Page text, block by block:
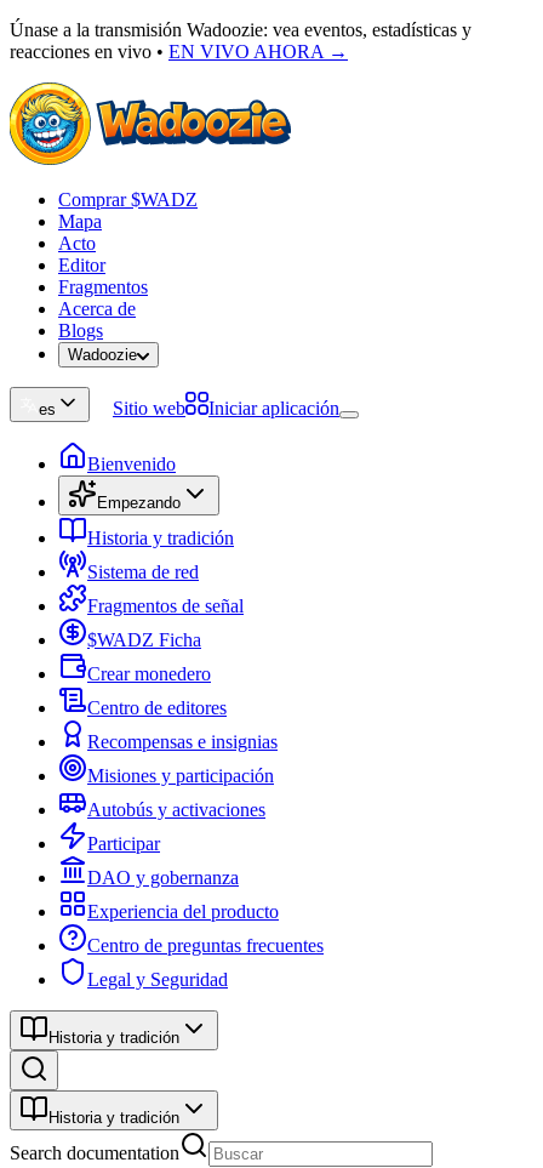
Únase a la transmisión Wadoozie: vea eventos, estadísticas y
reacciones en vivo • EN VIVO AHORA →
Comprar $WADZ
Mapa
Acto
Editor
Fragmentos
Acerca de
Blogs
Wadoozie
es Sitio web Iniciar aplicación
Bienvenido
Empezando
Historia y tradición
Sistema de red
Fragmentos de señal
$WADZ Ficha
Crear monedero
Centro de editores
Recompensas e insignias
Misiones y participación
Autobús y activaciones
Participar
DAO y gobernanza
Experiencia del producto
Centro de preguntas frecuentes
Legal y Seguridad
Historia y tradición
Historia y tradición
Search documentation